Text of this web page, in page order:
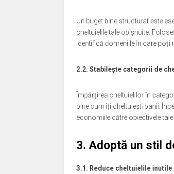
Un buget bine structurat este
cheltuielile tale obișnuite.
Identifică domeniile în care
2.2. Stabilește categorii de
Împărțirea cheltuielilor în
bine cum îți cheltuiești banii.
economiile către obiectivele tale
3. Adoptă un stil
3.1. Reduce cheltuielile inutile